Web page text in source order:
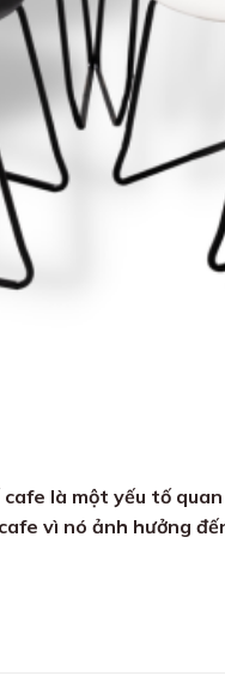
là một yếu tố
vì nó ảnh hưởng